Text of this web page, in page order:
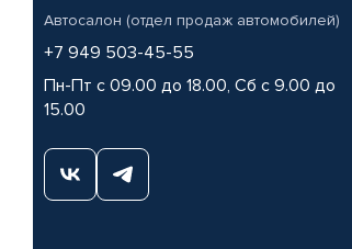
Автосалон (отдел продаж автомобилей)
+7 949 503-45-55
Пн-Пт с 09.00 до 18.00, Сб с 9.00 до
15.00